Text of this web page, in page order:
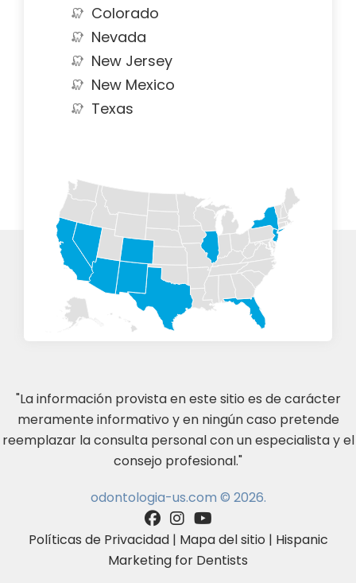
Colorado
Nevada
New Jersey
New Mexico
Texas
"La información provista en este sitio es de carácter
meramente informativo y en ningún caso pretende
reemplazar la consulta personal con un especialista y el
consejo profesional."
odontologia-us.com © 2026.
Políticas de Privacidad| Mapa del sitio | Hispanic
Marketing for Dentists